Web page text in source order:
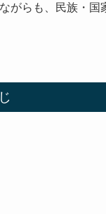
がらも、民族・国